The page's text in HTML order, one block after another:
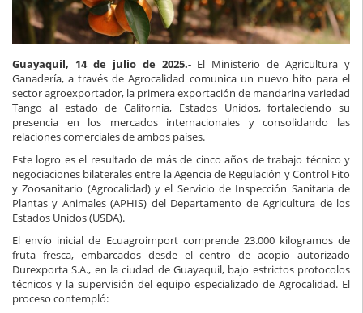
Guayaquil, 14 de julio de 2025.- El Ministerio de Agricultura y
Ganadería, a través de Agrocalidad comunica un nuevo hito para el
sector agroexportador, la primera exportación de mandarina variedad
Tango al estado de California, Estados Unidos, fortaleciendo su
presencia en los mercados internacionales y consolidando las
relaciones comerciales de ambos países.
Este logro es el resultado de más de cinco años de trabajo técnico y
negociaciones bilaterales entre la Agencia de Regulación y Control Fito
y Zoosanitario (Agrocalidad) y el Servicio de Inspección Sanitaria de
Plantas y Animales (APHIS) del Departamento de Agricultura de los
Estados Unidos (USDA).
El envío inicial de Ecuagroimport comprende 23.000 kilogramos de
fruta fresca, embarcados desde el centro de acopio autorizado
Durexporta S.A., en la ciudad de Guayaquil, bajo estrictos protocolos
técnicos y la supervisión del equipo especializado de Agrocalidad. El
proceso contempló: